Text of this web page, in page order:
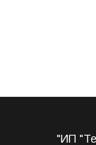
"ИП